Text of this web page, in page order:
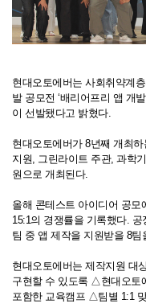
현대오토에버는 사회취약계
발 공모전 ‘배리어프리 앱 개
이 선발됐다고 밝혔다.
현대오토에버가 8년째 개최
지원, 그린라이트 주관, 과학
원으로 개최된다.
올해 콘테스트 아이디어 공모
15:1의 경쟁률을 기록했다.
팀 중 앱 제작을 지원받을 8팀
현대오토에버는 제작지원 대
구현할 수 있도록 △현대오토
포함한 교육캠프 △팀별 1:1